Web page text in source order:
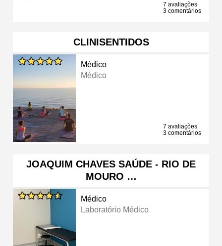
7 avaliações
3 comentários
CLINISENTIDOS
Médico
Médico
7 avaliações
3 comentários
JOAQUIM CHAVES SAÚDE - RIO DE
MOURO …
Médico
Laboratório Médico